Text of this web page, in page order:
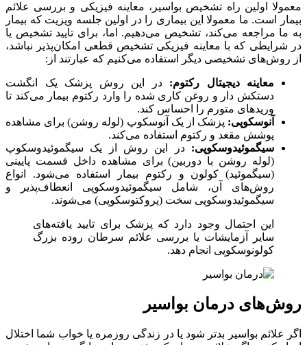
معمولا اولین راه تشخیص بواسیر، معاینه فیزیکی و بررسی علائم
بیمار است. ما معمولا این بیماری را در اولین جلسه ویزیت که بیمار
به ما مراجعه می‌کند، تشخیص می‌دهیم. اما، برای تایید تشخیص یا
در شرایطی که با معاینه فیزیکی تشخیص قطعی امکان‌پذیر نباشد،
از روش‌های تشخیصی دیگر استفاده می‌کنیم که عبارتند از:
معاینه دیجیتال رکتوم: در این روش پزشک یک انگشت
دستکش دار و روغن کاری شده را وارد رکتوم بیمار می‌کند تا
وریدهای متورم را احساس کند.
آنوسکوپی: پزشک از یک آنوسکوپ (لوله روشن) برای مشاهده
پوشش مقعد و رکتوم استفاده می‌کند.
سیگموئیدوسکوپی: در این روش از یک سیگموئیدوسکوپ
(لوله روشن با دوربین) برای مشاهده داخل قسمت پایینی
(سیگموئید) کولون و رکتوم بیمار استفاده می‌شود. انواع
روش‌های آن، شامل سیگموئیدوسکوپی انعطاف‌پذیر و
سیگموئیدوسکوپی سخت (پروکتوسکوپی) می‌شوند.
این احتمال وجود دارد که پزشک برای تایید یافته‌های
سایر آزمایشات یا بررسی علائم سرطان روده بزرگ
کولونوسکوپی انجام دهد.
روش‌های درمان بواسیر
اگر علائم بواسیر بدتر شود یا در زندگی روزمره یا خواب شما اختلال